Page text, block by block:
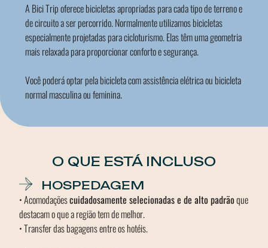
A Bici Trip oferece bicicletas apropriadas para cada tipo de terreno e
de circuito a ser percorrido. Normalmente utilizamos bicicletas
especialmente projetadas para cicloturismo. Elas têm uma geometria
mais relaxada para proporcionar conforto e segurança.
Você poderá optar pela bicicleta com assistência elétrica ou bicicleta
normal masculina ou feminina.
O QUE ESTÁ INCLUSO
HOSPEDAGEM
• Acomodaçõescuidadosamente selecionadas e de alto padrãoque
destacam o que a região tem de melhor.
• Transfer das bagagens entre os hotéis.